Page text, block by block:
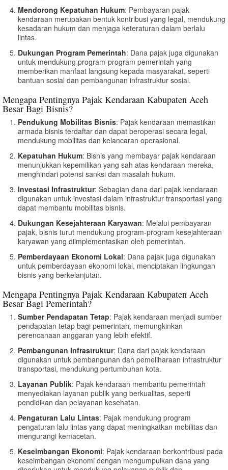
Mendorong Kepatuhan Hukum: Pembayaran pajak
kendaraan merupakan bentuk kontribusi yang legal, mendukung
kesadaran hukum dan menjaga keteraturan dalam berlalu
lintas.
Dukungan Program Pemerintah: Dana pajak juga digunakan
untuk mendukung program-program pemerintah yang
memberikan manfaat langsung kepada masyarakat, seperti
bantuan sosial dan pembangunan infrastruktur sosial.
Mengapa Pentingnya Pajak Kendaraan Kabupaten Aceh
Besar Bagi Bisnis?
Pendukung Mobilitas Bisnis: Pajak kendaraan memastikan
armada bisnis terdaftar dan dapat beroperasi secara legal,
mendukung mobilitas dan kelancaran operasional.
Kepatuhan Hukum: Bisnis yang membayar pajak kendaraan
menunjukkan kepemilikan yang sah atas kendaraan mereka,
menghindari potensi sanksi dan masalah hukum.
Investasi Infrastruktur: Sebagian dana dari pajak kendaraan
digunakan untuk investasi dalam infrastruktur transportasi yang
dapat membantu mobilitas bisnis.
Dukungan Kesejahteraan Karyawan: Melalui pembayaran
pajak, bisnis turut mendukung program-program kesejahteraan
karyawan yang diimplementasikan oleh pemerintah.
Pemberdayaan Ekonomi Lokal: Dana pajak juga digunakan
untuk pemberdayaan ekonomi lokal, menciptakan lingkungan
bisnis yang berkelanjutan.
Mengapa Pentingnya Pajak Kendaraan Kabupaten Aceh
Besar Bagi Pemerintah?
Sumber Pendapatan Tetap: Pajak kendaraan menjadi sumber
pendapatan tetap bagi pemerintah, memungkinkan
perencanaan anggaran yang lebih efektif.
Pembangunan Infrastruktur: Dana dari pajak kendaraan
digunakan untuk pembangunan dan pemeliharaan infrastruktur
transportasi, mendukung pertumbuhan kota.
Layanan Publik: Pajak kendaraan membantu pemerintah
menyediakan layanan publik yang berkualitas, seperti
pendidikan dan pelayanan kesehatan.
Pengaturan Lalu Lintas: Pajak mendukung program
pengaturan lalu lintas yang dapat meningkatkan mobilitas dan
mengurangi kemacetan.
Keseimbangan Ekonomi: Pajak kendaraan berkontribusi pada
keseimbangan ekonomi dengan mengumpulkan dana yang